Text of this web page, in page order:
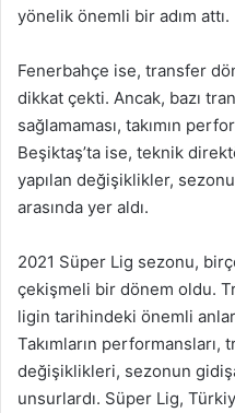
yönelik önemli bir adım attı.
Fenerbahçe ise, transfer
dikkat çekti. Ancak, bazı
sağlamaması, takımın
Beşiktaş’ta ise, teknik
yapılan değişiklikler,
arasında yer aldı.
2021 Süper Lig sezonu,
çekişmeli bir dönem oldu.
ligin tarihindeki önemli
Takımların
değişiklikleri, sezonun
unsurlardı. Süper Lig,